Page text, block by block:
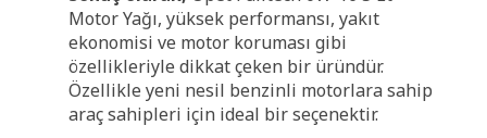
Motor Yağı, yüksek performansı, yakıt
ekonomisi ve motor koruması gibi
özellikleriyle dikkat çeken bir üründür.
Özellikle yeni nesil benzinli motorlara sahip
araç sahipleri için ideal bir seçenektir.